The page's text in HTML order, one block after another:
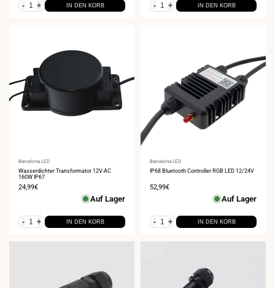
- + IN DEN KORB - + IN DEN KORB
Anbieter:
Barcelona LED
Wasserdichter Transformator 12V-AC
160W IP67
Verkaufspreis
24,99€
Auf Lager
- + IN DEN KORB
Anbieter:
Barcelona LED
IP68 Bluetooth Controller RGB LED 12/24V
Verkaufspreis
52,99€
Auf Lager
- + IN DEN KORB